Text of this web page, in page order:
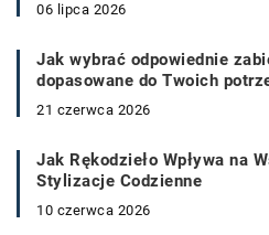
06 lipca 2026
Jak wybrać odpowiednie
dopasowane do Twoich
21 czerwca 2026
Jak Rękodzieło Wpływa na
Stylizacje Codzienne
10 czerwca 2026